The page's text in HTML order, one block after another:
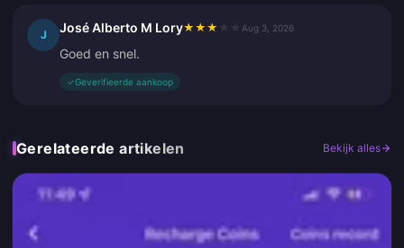
J José Alberto M Lory★ ★ ★ Aug 3, 2026
Goed en snel.
✓Geverifieerde aankoop
Gerelateerde artikelen Bekijk alles